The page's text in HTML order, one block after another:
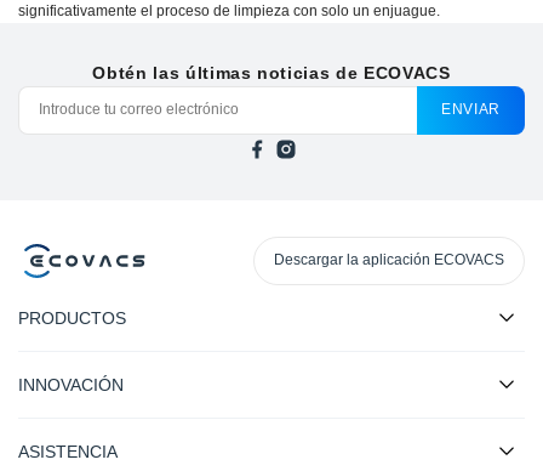
significativamente el proceso de limpieza con solo un enjuague.
Obtén las últimas noticias de ECOVACS
ENVIAR
Descargar la aplicación ECOVACS
PRODUCTOS
INNOVACIÓN
ASISTENCIA